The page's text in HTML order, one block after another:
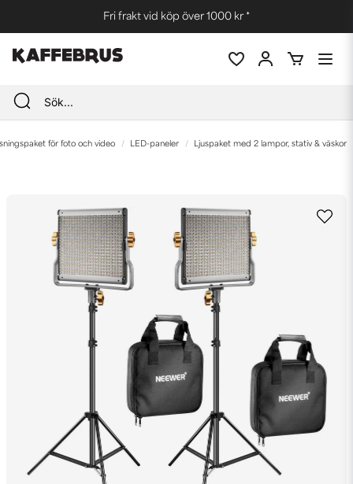
Fri frakt vid köp över 1000 kr *
för foto och video LED-paneler Ljuspaket med 2 lampor, stativ & väskor